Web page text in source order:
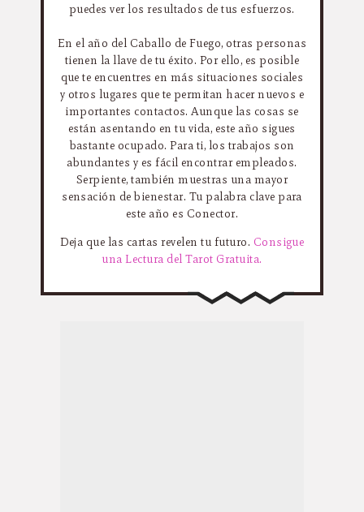
puedes ver los resultados de tus esfuerzos.
En el año del Caballo de Fuego, otras personas
tienen la llave de tu éxito. Por ello, es posible
que te encuentres en más situaciones sociales
y otros lugares que te permitan hacer nuevos e
importantes contactos. Aunque las cosas se
están asentando en tu vida, este año sigues
bastante ocupado. Para ti, los trabajos son
abundantes y es fácil encontrar empleados.
Serpiente, también muestras una mayor
sensación de bienestar. Tu palabra clave para
este año es Conector.
Deja que las cartas revelen tu futuro. Consigue
una Lectura del Tarot Gratuita.